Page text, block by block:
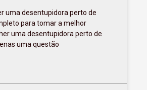
uma desentupidora perto de
para tomar a melhor
uma desentupidora perto de
uma questão